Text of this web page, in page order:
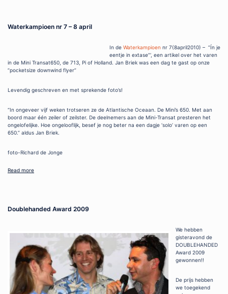
Waterkampioen nr 7 – 8 april
In de Waterkampioen nr 7(8april2010) – ”Ín je
eentje in extase”‘, een artikel over het varen
in de Mini Transat650, de 713, Pi of Holland. Jan Briek was een dag te gast op onze
”pocketsize downwind flyer”
Levendig geschreven en met sprekende foto’s!
“In ongeveer vijf weken trotseren ze de Atlantische Oceaan. De Mini’s 650. Met aan
boord maar één zeiler of zeilster. De deelnemers aan de Mini-Transat presteren het
ongelofelijke. Hoe ongelooflijk, besef je nog beter na een dagje ‘solo’ varen op een
650.” aldus Jan Briek.
foto-Richard de Jonge
Read more
Doublehanded Award 2009
We hebben
gisteravond de
DOUBLEHANDED
Award 2009
gewonnen!!
De prijs hebben
we toegekend